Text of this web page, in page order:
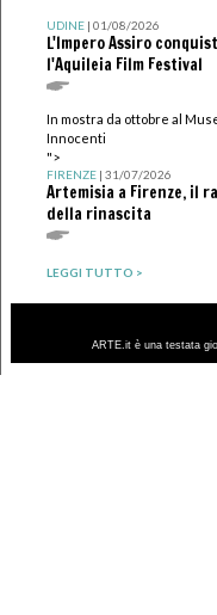
UDINE| 01/08/2026
L'Impero Assiro
l'Aquileia Film Festival
In mostra da ottobre al
Innocenti
">
FIRENZE| 31/07/2026
Artemisia a Firenze, il
della rinascita
LEGGI TUTTO >
ARTE.it è una testata